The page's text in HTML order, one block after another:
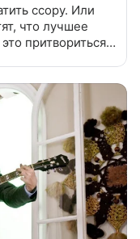
ссору. Или
что лучшее
притвориться